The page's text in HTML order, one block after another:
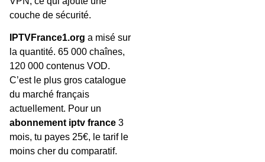
couche de sécurité.
IPTVFrance1.org a misé sur
la quantité. 65 000 chaînes,
120 000 contenus VOD.
C’est le plus gros catalogue
du marché français
actuellement. Pour un
abonnement iptv france 3
mois, tu payes 25€, le tarif le
moins cher du comparatif.